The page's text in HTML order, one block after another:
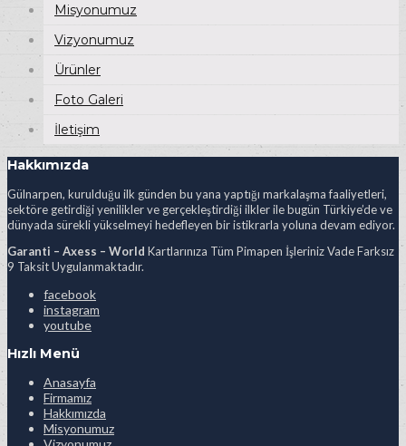
Misyonumuz
Vizyonumuz
Ürünler
Foto Galeri
İletişim
Hakkımızda
Gülnarpen, kurulduğu ilk günden bu yana yaptığı markalaşma faaliyetleri,
sektöre getirdiği yenilikler ve gerçekleştirdiği ilkler ile bugün Türkiye’de ve
dünyada sürekli yükselmeyi hedefleyen bir istikrarla yoluna devam ediyor.
Garanti – Axess – World Kartlarınıza Tüm Pimapen İşleriniz Vade Farksız
9 Taksit Uygulanmaktadır.
facebook
instagram
youtube
Hızlı Menü
Anasayfa
Firmamız
Hakkımızda
Misyonumuz